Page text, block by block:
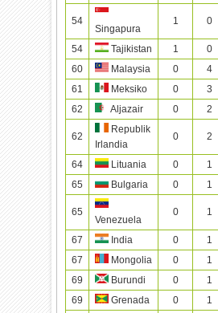
54
Singapura
1 0
54 Tajikistan 1 0
60
Malaysia 0 4
61
Meksiko 0 3
62
Aljazair 0 2
62
Republik
Irlandia
0 2
64 Lituania 0 1
65
Bulgaria 0 1
65
Venezuela
0 1
67 India 0 1
67
Mongolia 0 1
69
Burundi 0 1
69
Grenada 0 1